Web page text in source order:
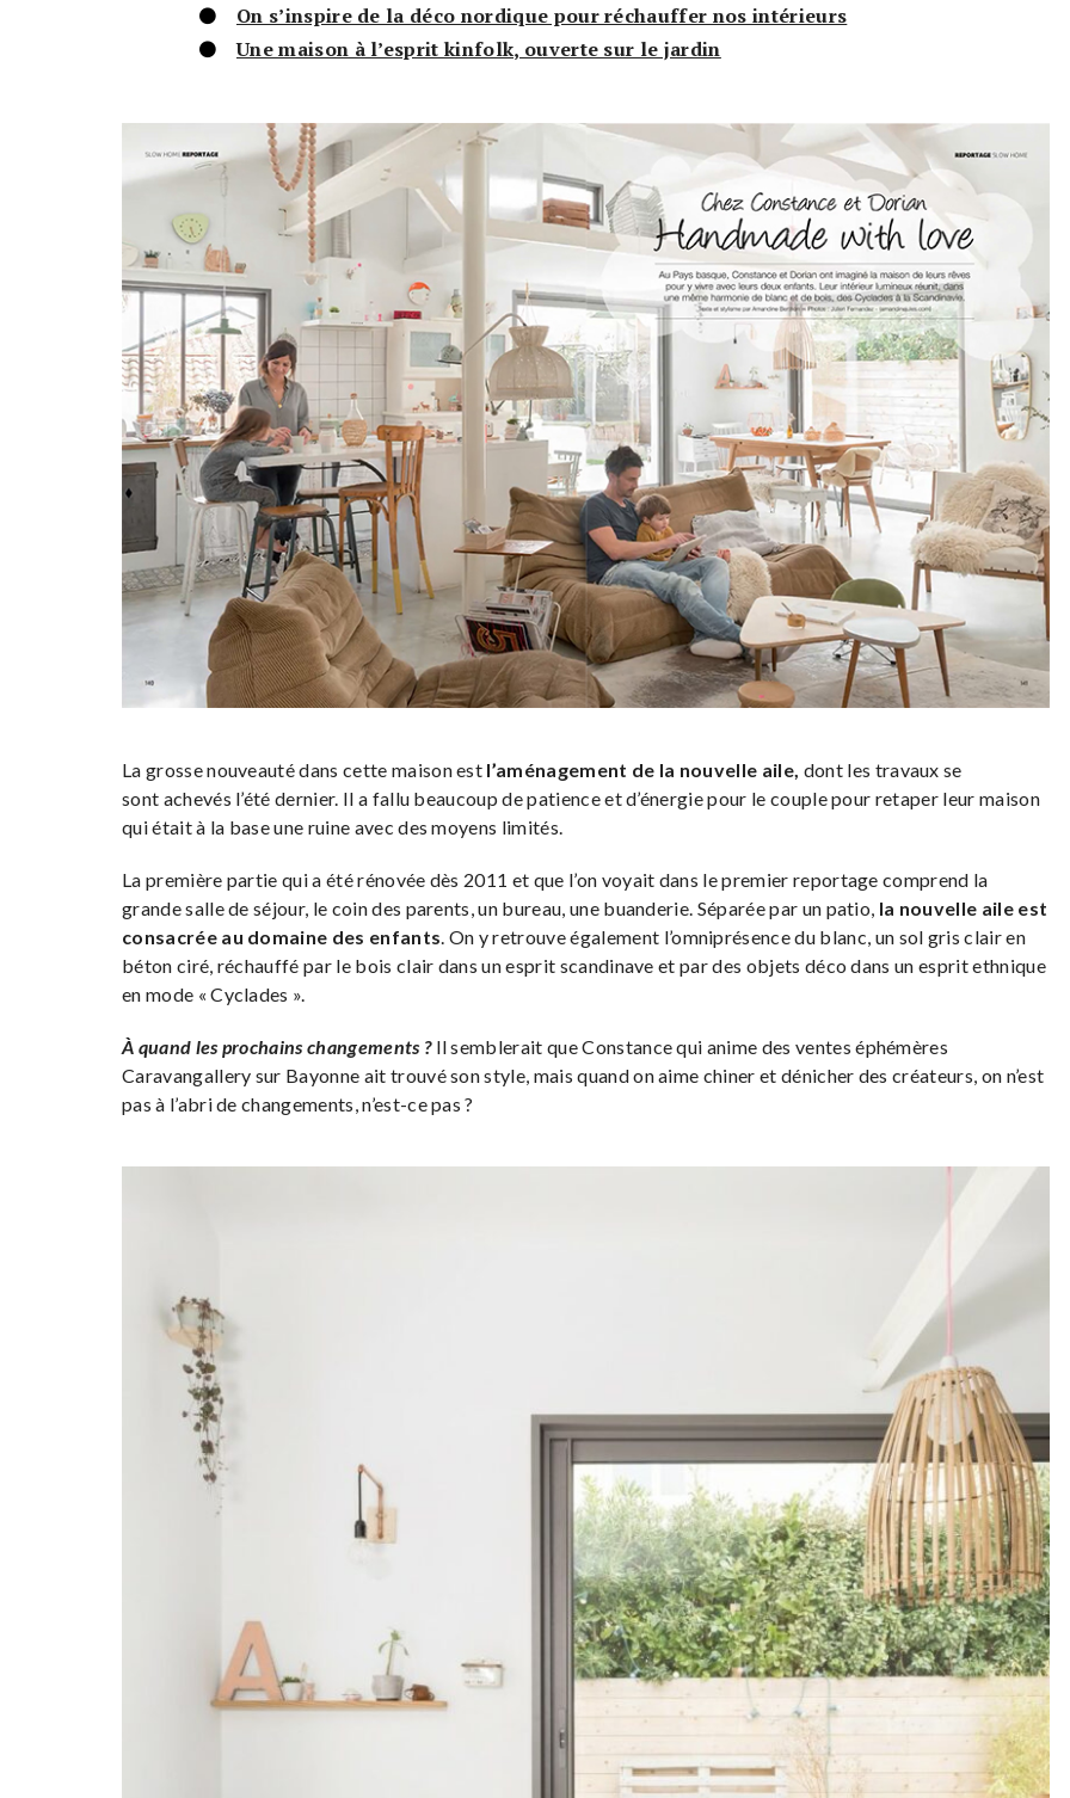
On s’inspire de la déco nordique pour réchauffer nos intérieurs
Une maison à l’esprit kinfolk, ouverte sur le jardin
La grosse nouveauté dans cette maison est l’aménagement de la nouvelle aile, dont les travaux se
sont achevés l’été dernier. Il a fallu beaucoup de patience et d’énergie pour le couple pour retaper leur maison
qui était à la base une ruine avec des moyens limités.
La première partie qui a été rénovée dès 2011 et que l’on voyait dans le premier reportage comprend la
grande salle de séjour, le coin des parents, un bureau, une buanderie. Séparée par un patio, la nouvelle aile est
consacrée au domaine des enfants. On y retrouve également l’omniprésence du blanc, un sol gris clair en
béton ciré, réchauffé par le bois clair dans un esprit scandinave et par des objets déco dans un esprit ethnique
en mode « Cyclades ».
À quand les prochains changements ?Il semblerait que Constance qui anime des ventes éphémères
Caravangallery sur Bayonne ait trouvé son style, mais quand on aime chiner et dénicher des créateurs, on n’est
pas à l’abri de changements, n’est-ce pas ?